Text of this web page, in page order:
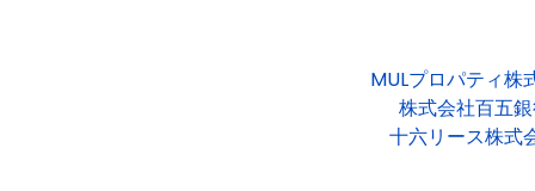
MULプロパティ株
株式会社百五
十六リース株式